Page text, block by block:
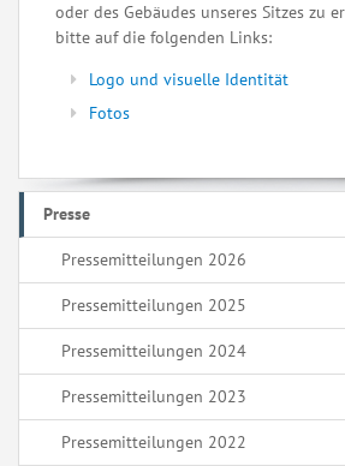
oder des Gebäudes unseres Sitzes zu
bitte auf die folgenden Links:
Logo und visuelle Identität
Fotos
Presse
Pressemitteilungen 2026
Pressemitteilungen 2025
Pressemitteilungen 2024
Pressemitteilungen 2023
Pressemitteilungen 2022